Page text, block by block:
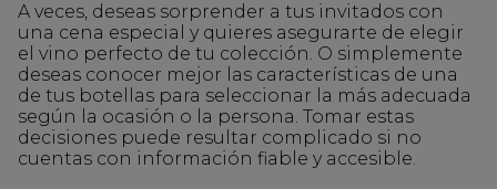
A veces, deseas sorprender a tus invitados con
una cena especial y quieres asegurarte de elegir
el vino perfecto de tu colección. O simplemente
deseas conocer mejor las características de una
de tus botellas para seleccionar la más adecuada
según la ocasión o la persona. Tomar estas
decisiones puede resultar complicado si no
cuentas con información fiable y accesible.